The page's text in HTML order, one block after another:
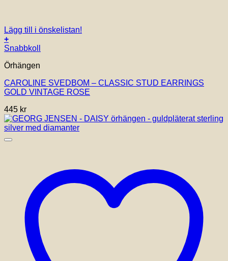
Lägg till i önskelistan!
+
Snabbkoll
Örhängen
CAROLINE SVEDBOM – CLASSIC STUD EARRINGS
GOLD VINTAGE ROSE
445 kr